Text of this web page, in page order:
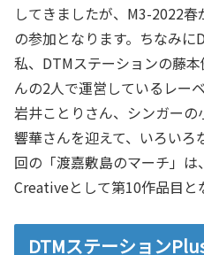
してきましたが、M3-2022
の参加となります。ちなみ
私、DTMステーションの藤
んの2人で運営しているレー
岩井ことりさん、シンガー
響華さんを迎えて、いろい
回の「渡嘉敷島のマーチ」
Creativeとして第10作品目と
DTMステーション